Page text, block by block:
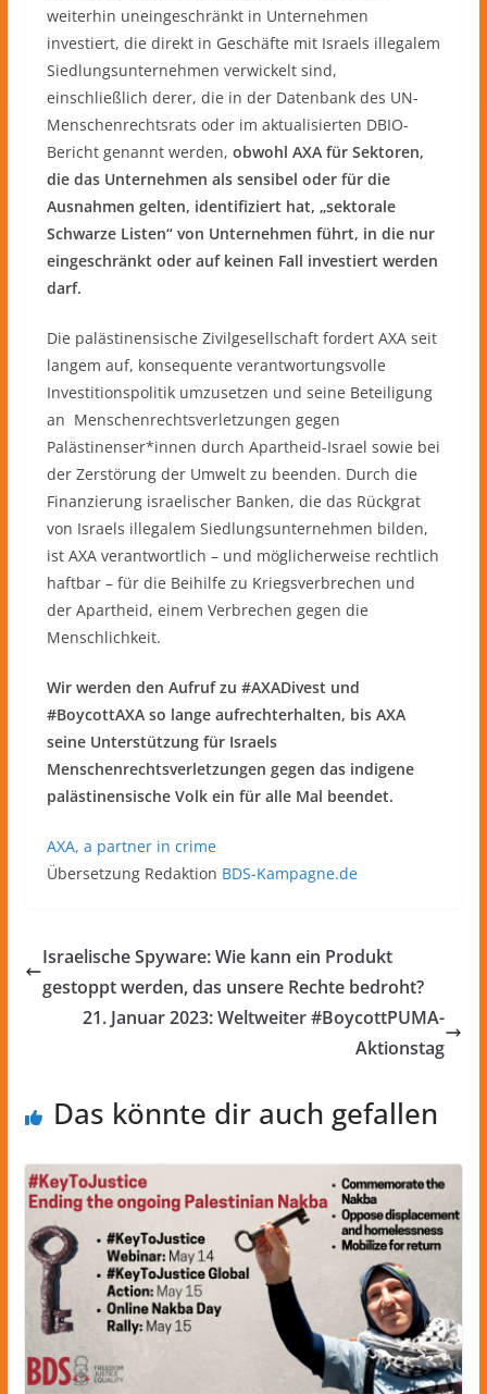
weiterhin uneingeschränkt in Unternehmen
investiert, die direkt in Geschäfte mit Israels illegalem
Siedlungsunternehmen verwickelt sind,
einschließlich derer, die in der Datenbank des UN-
Menschenrechtsrats oder im aktualisierten DBIO-
Bericht genannt werden, obwohl AXA für Sektoren,
die das Unternehmen als sensibel oder für die
Ausnahmen gelten, identifiziert hat, „sektorale
Schwarze Listen“ von Unternehmen führt, in die nur
eingeschränkt oder auf keinen Fall investiert werden
darf.
Die palästinensische Zivilgesellschaft fordert AXA seit
langem auf, konsequente verantwortungsvolle
Investitionspolitik umzusetzen und seine Beteiligung
an Menschenrechtsverletzungen gegen
Palästinenser*innen durch Apartheid-Israel sowie bei
der Zerstörung der Umwelt zu beenden. Durch die
Finanzierung israelischer Banken, die das Rückgrat
von Israels illegalem Siedlungsunternehmen bilden,
ist AXA verantwortlich – und möglicherweise rechtlich
haftbar – für die Beihilfe zu Kriegsverbrechen und
der Apartheid, einem Verbrechen gegen die
Menschlichkeit.
Wir werden den Aufruf zu #AXADivest und
#BoycottAXA so lange aufrechterhalten, bis AXA
seine Unterstützung für Israels
Menschenrechtsverletzungen gegen das indigene
palästinensische Volk ein für alle Mal beendet.
AXA, a partner in crime
Übersetzung Redaktion BDS-Kampagne.de
Israelische Spyware: Wie kann ein Produkt
gestoppt werden, das unsere Rechte bedroht?
21. Januar 2023: Weltweiter #BoycottPUMA-
Aktionstag
Das könnte dir auch gefallen